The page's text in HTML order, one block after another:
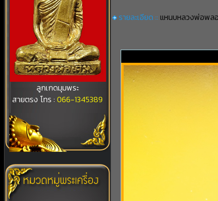
ลูกเกดมุมพระ
สายตรง โทร :066-1345389
รายละเอียด :: แหนบหลวงพ่อพล